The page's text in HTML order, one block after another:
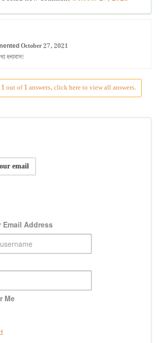
October 27, 2021
ধন্যবাদ!
out of 1 answers, click here to view all answers.
email
Email Address
Me